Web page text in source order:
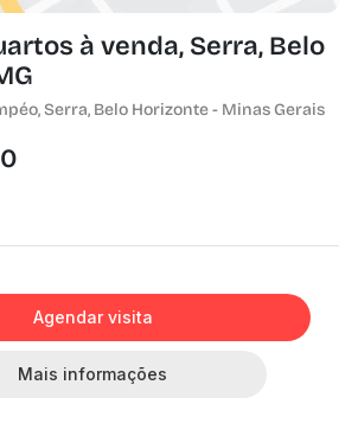
à venda, Serra, Belo
Serra, Belo Horizonte - Minas Gerais
Agendar visita
Mais informações